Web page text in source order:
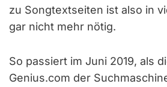
zu Songtextseiten ist also in
gar nicht mehr nötig.
So passiert im Juni 2019, als
Genius.com der